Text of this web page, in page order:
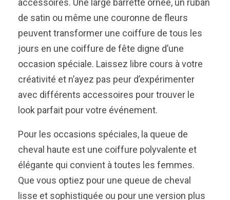
accessoires. Une large barrette ornée, un ruban
de satin ou même une couronne de fleurs
peuvent transformer une coiffure de tous les
jours en une coiffure de fête digne d’une
occasion spéciale. Laissez libre cours à votre
créativité et n’ayez pas peur d’expérimenter
avec différents accessoires pour trouver le
look parfait pour votre événement.
Pour les occasions spéciales, la queue de
cheval haute est une coiffure polyvalente et
élégante qui convient à toutes les femmes.
Que vous optiez pour une queue de cheval
lisse et sophistiquée ou pour une version plus